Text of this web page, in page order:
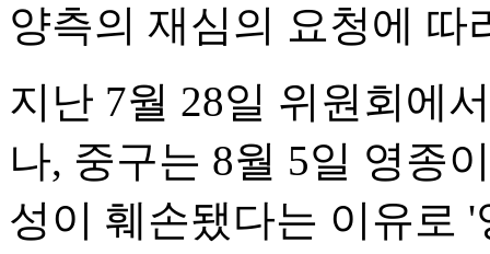
양측의 재심의 요청에 따
지난 7월 28일 위원회에
나, 중구는 8월 5일 영종
성이 훼손됐다는 이유로